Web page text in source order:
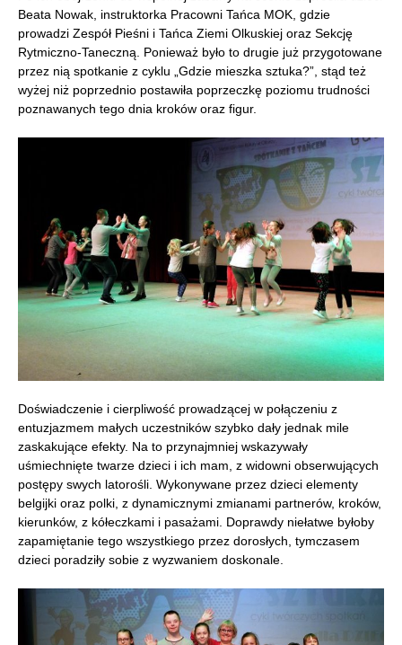
Beata Nowak, instruktorka Pracowni Tańca MOK, gdzie
prowadzi Zespół Pieśni i Tańca Ziemi Olkuskiej oraz Sekcję
Rytmiczno-Taneczną. Ponieważ było to drugie już przygotowane
przez nią spotkanie z cyklu „Gdzie mieszka sztuka?”, stąd też
wyżej niż poprzednio postawiła poprzeczkę poziomu trudności
poznawanych tego dnia kroków oraz figur.
Doświadczenie i cierpliwość prowadzącej w połączeniu z
entuzjazmem małych uczestników szybko dały jednak mile
zaskakujące efekty. Na to przynajmniej wskazywały
uśmiechnięte twarze dzieci i ich mam, z widowni obserwujących
postępy swych latorośli. Wykonywane przez dzieci elementy
belgijki oraz polki, z dynamicznymi zmianami partnerów, kroków,
kierunków, z kółeczkami i pasażami. Doprawdy niełatwe byłoby
zapamiętanie tego wszystkiego przez dorosłych, tymczasem
dzieci poradziły sobie z wyzwaniem doskonale.